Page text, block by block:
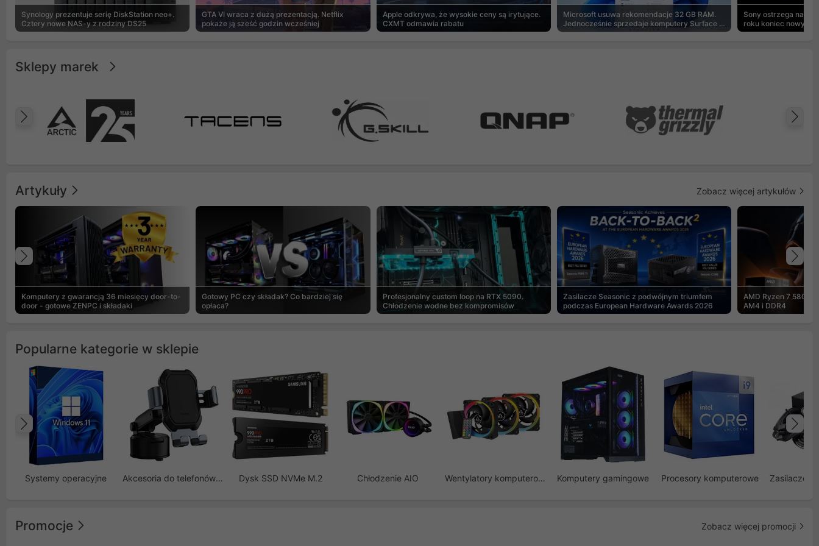
Synology prezentuje serię DiskStation neo+.
Cztery nowe NAS-y z rodziny DS25
GTA VI wraca z dużą prezentacją. Netflix
pokaże ją sześć godzin wcześniej
Apple odkrywa, że wysokie ceny są irytujące.
CXMT odmawia rabatu
Microsoft usuwa rekomendacje 32 GB RAM.
Jednocześnie sprzedaje komputery Surface z
8 GB
Sony ostrzega na
roku koniec nowych
Sklepy marek
Poprzedni
Artykuły Zobacz więcej artykułów
Komputery z gwarancją 36 miesięcy door-to-
door - gotowe ZENPC i składaki
Gotowy PC czy składak? Co bardziej się
opłaca?
Profesjonalny custom loop na RTX 5090.
Chłodzenie wodne bez kompromisów
Zasilacze Seasonic z podwójnym triumfem
podczas European Hardware Awards 2026
AMD Ryzen 7
AM4 i DDR4
Poprzedni
Popularne kategorie w sklepie
Systemy operacyjne Akcesoria do telefonów GSM Dysk SSD NVMe M.2 Chłodzenie AIO Wentylatory komputerowe Komputery gamingowe Procesory komputerowe Zasilacze
Poprzedni
Promocje Zobacz więcej promocji